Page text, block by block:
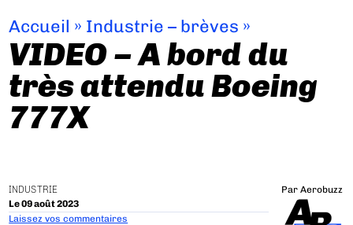
Accueil » Industrie – brèves »
VIDEO – A bord du
très attendu Boeing
777X
INDUSTRIE
Le 09 août 2023
Par Aerobuzz
Laissez vos commentaires